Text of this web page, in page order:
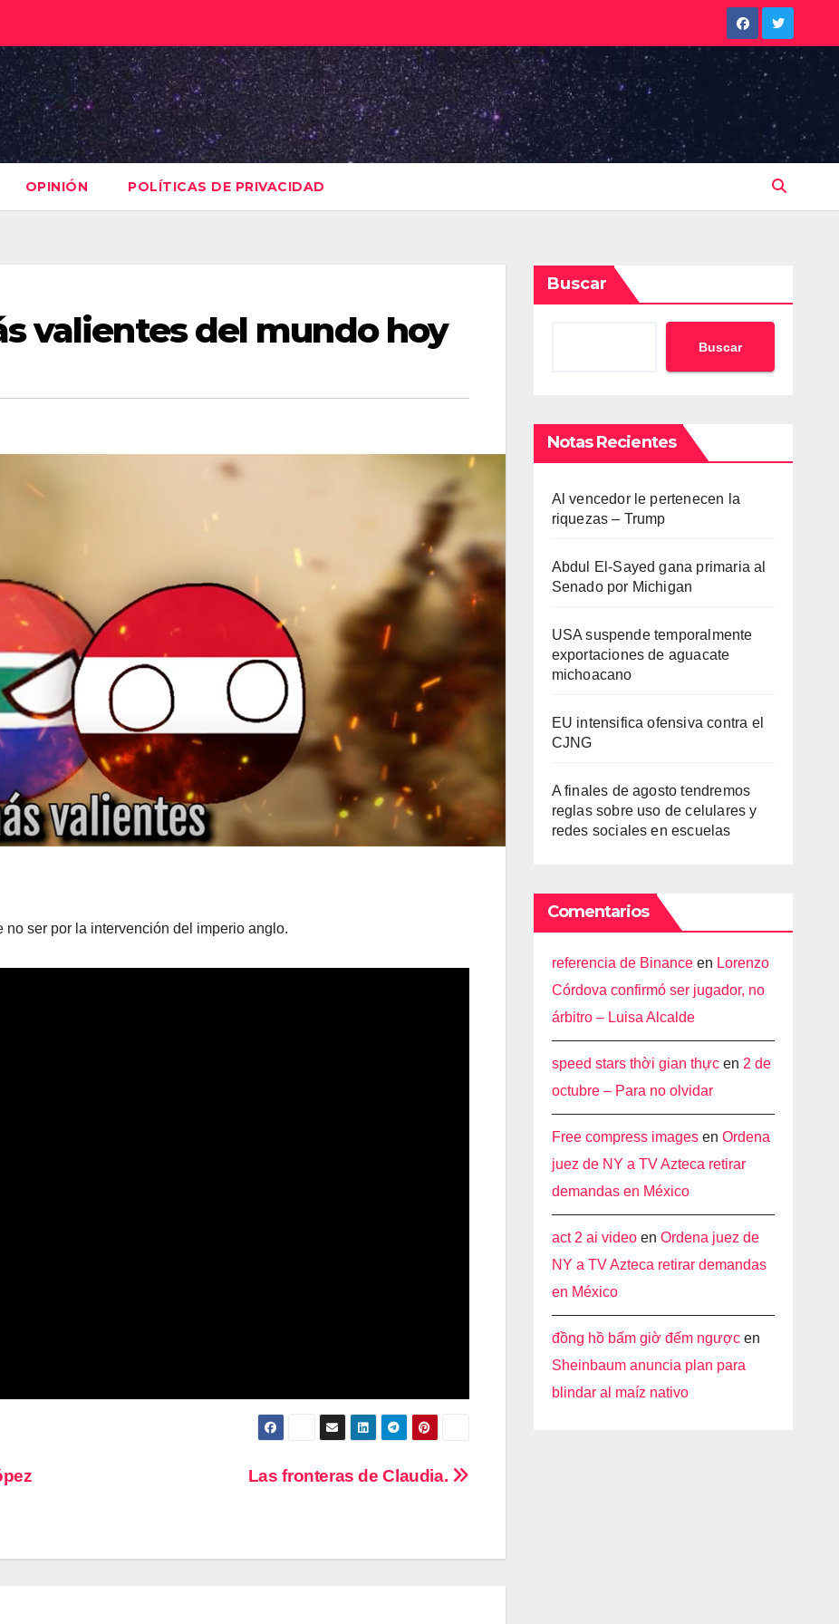
OPINIÓN POLÍTICAS DE PRIVACIDAD
valientes del mundo hoy
ser por la intervención del imperio anglo.
Las fronteras de Claudia.
Buscar
Buscar
Notas Recientes
Al vencedor le pertenecen la
riquezas – Trump
Abdul El-Sayed gana primaria al
Senado por Michigan
USA suspende temporalmente
exportaciones de aguacate
michoacano
EU intensifica ofensiva contra el
CJNG
A finales de agosto tendremos
reglas sobre uso de celulares y
redes sociales en escuelas
Comentarios
referencia de Binanceen Lorenzo
Córdova confirmó ser jugador, no
árbitro – Luisa Alcalde
speed stars thời gian thựcen 2 de
octubre – Para no olvidar
Free compress imagesen Ordena
juez de NY a TV Azteca retirar
demandas en México
act 2 ai videoen Ordena juez de
NY a TV Azteca retirar demandas
en México
đồng hồ bấm giờ đếm ngượcen
Sheinbaum anuncia plan para
blindar al maíz nativo